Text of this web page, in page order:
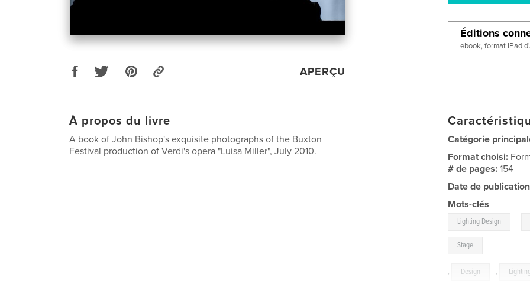
APERÇU
Éditions
ebook, format iPad
À propos du livre
A book of John Bishop's exquisite photographs of the Buxton
Festival production of Verdi's opera "Luisa Miller", July 2010.
Catégorie
Format choisi:
# de pages:154
Date de
Mots-clés
Lighting Design
Stage
, Design , Lighting